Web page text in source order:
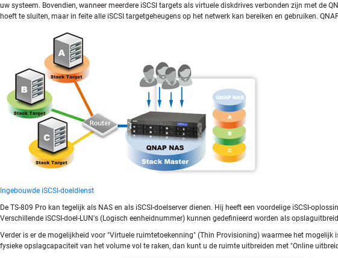
uw systeem. Bovendien, wanneer meerdere iSCSI targets als virtuele diskdrives verbonden zijn met de
hoeft te sluiten, maar in feite alle iSCSI targetgeheugens op het netwerk kan bereiken en gebruiken.
Ingebouwde iSCSI-doeldienst
De TS-809 Pro kan tegelijk als NAS en als iSCSI-doelserver dienen. Hij heeft een voordelige iSCSI-
Verschillende iSCSI-doel-LUN's (Logisch eenheidnummer) kunnen gedefinieerd worden als
Verder is er de mogelijkheid voor "Virtuele ruimtetoekenning" (Thin Provisioning) waarmee het
fysieke opslagcapaciteit van het volume vol te raken, dan kunt u de ruimte uitbreiden met "Online